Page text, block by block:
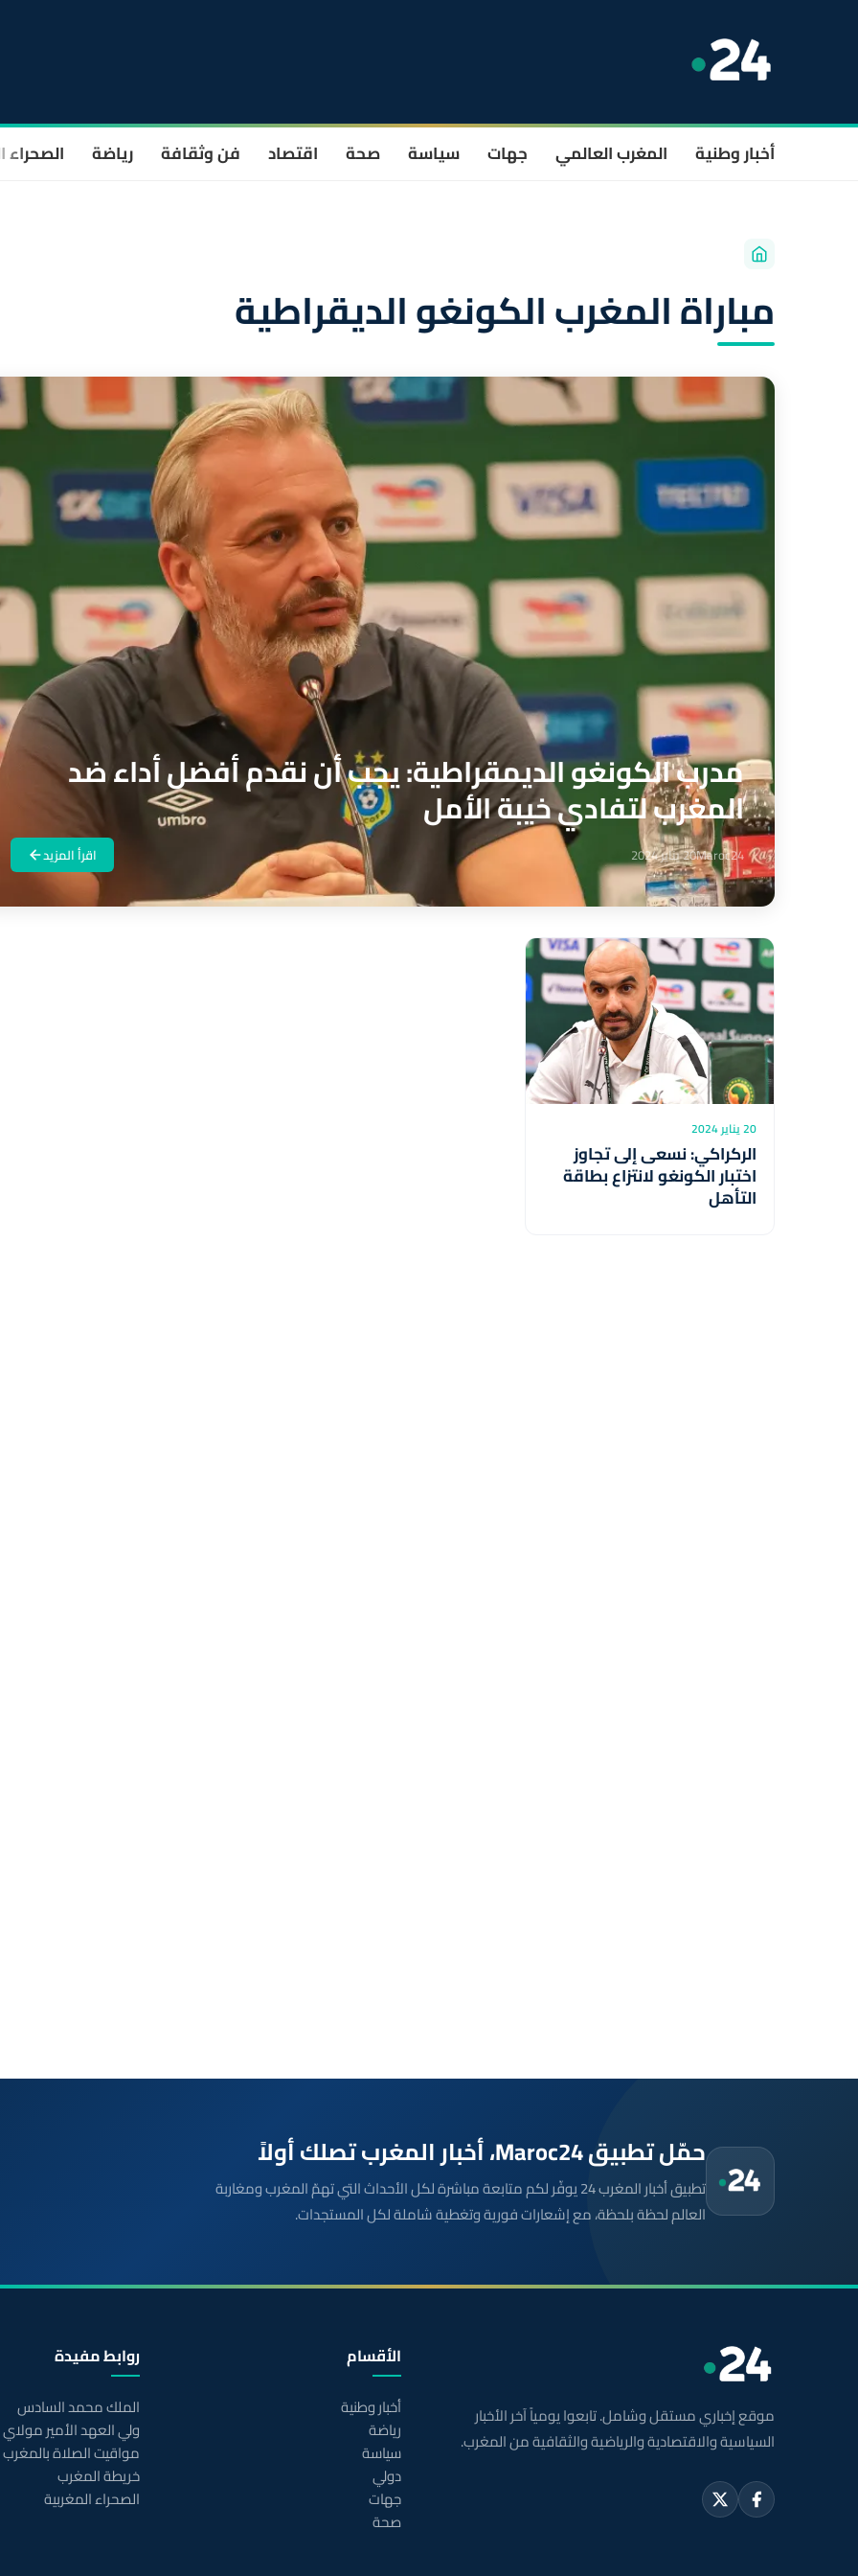
أخبار وطنية المغرب العالمي جهات سياسة صحة اقتصاد فن وثقافة رياضة الصحراء
مباراة المغرب الكونغو الديقراطية
مدرب الكونغو الديمقراطية: يجب أن نقدم أفضل أداء ضد
المغرب لتفادي خيبة الأمل
Maroc2420 يناير 2024 اقرأ المزيد
20 يناير 2024
الركراكي: نسعى إلى تجاوز
اختبار الكونغو لانتزاع بطاقة
التأهل
حمّل تطبيق Maroc24، أخبار المغرب تصلك أولاً
تطبيق أخبار المغرب 24 يوفّر لكم متابعة مباشرة لكل الأحداث التي تهمّ المغرب ومغاربة
العالم لحظة بلحظة، مع إشعارات فورية وتغطية شاملة لكل المستجدات.
موقع إخباري مستقل وشامل. تابعوا يومياً آخر الأخبار
السياسية والاقتصادية والرياضية والثقافية من المغرب.
الأقسام
أخبار وطنية
رياضة
سياسة
دولي
جهات
صحة
روابط مفيدة
الملك محمد السادس
ولي العهد الأمير
مواقيت الصلاة بالمغرب
خريطة المغرب
الصحراء المغربية